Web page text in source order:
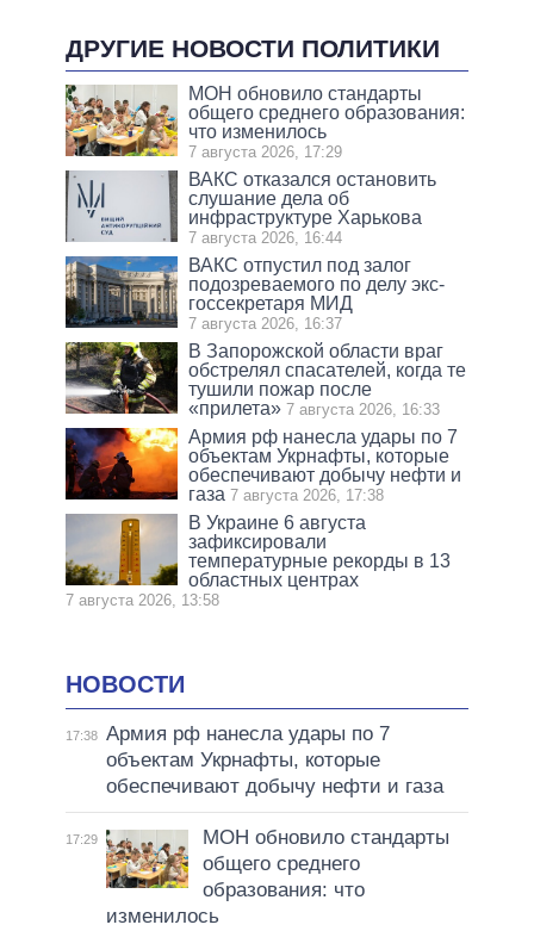
ДРУГИЕ НОВОСТИ ПОЛИТИКИ
МОН обновило стандарты
общего среднего образования:
что изменилось
7 августа 2026, 17:29
ВАКС отказался остановить
слушание дела об
инфраструктуре Харькова
7 августа 2026, 16:44
ВАКС отпустил под залог
подозреваемого по делу экс-
госсекретаря МИД
7 августа 2026, 16:37
В Запорожской области враг
обстрелял спасателей, когда те
тушили пожар после
«прилета» 7 августа 2026, 16:33
Армия рф нанесла удары по 7
объектам Укрнафты, которые
обеспечивают добычу нефти и
газа 7 августа 2026, 17:38
В Украине 6 августа
зафиксировали
температурные рекорды в 13
областных центрах
7 августа 2026, 13:58
НОВОСТИ
17:38 Армия рф нанесла удары по 7
объектам Укрнафты, которые
обеспечивают добычу нефти и газа
17:29
МОН обновило стандарты
общего среднего
образования: что
изменилось